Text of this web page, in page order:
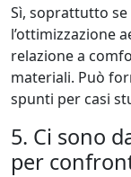
Sì, soprattutto
l’ottimizzazione
relazione a
materiali. Può
spunti per casi
5. Ci sono
per